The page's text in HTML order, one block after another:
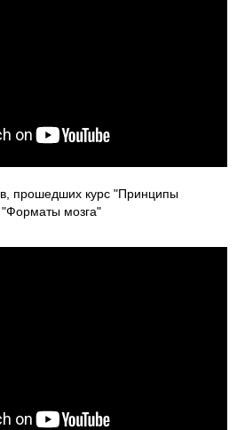
прошедших курс "Принципы
"Форматы мозга"